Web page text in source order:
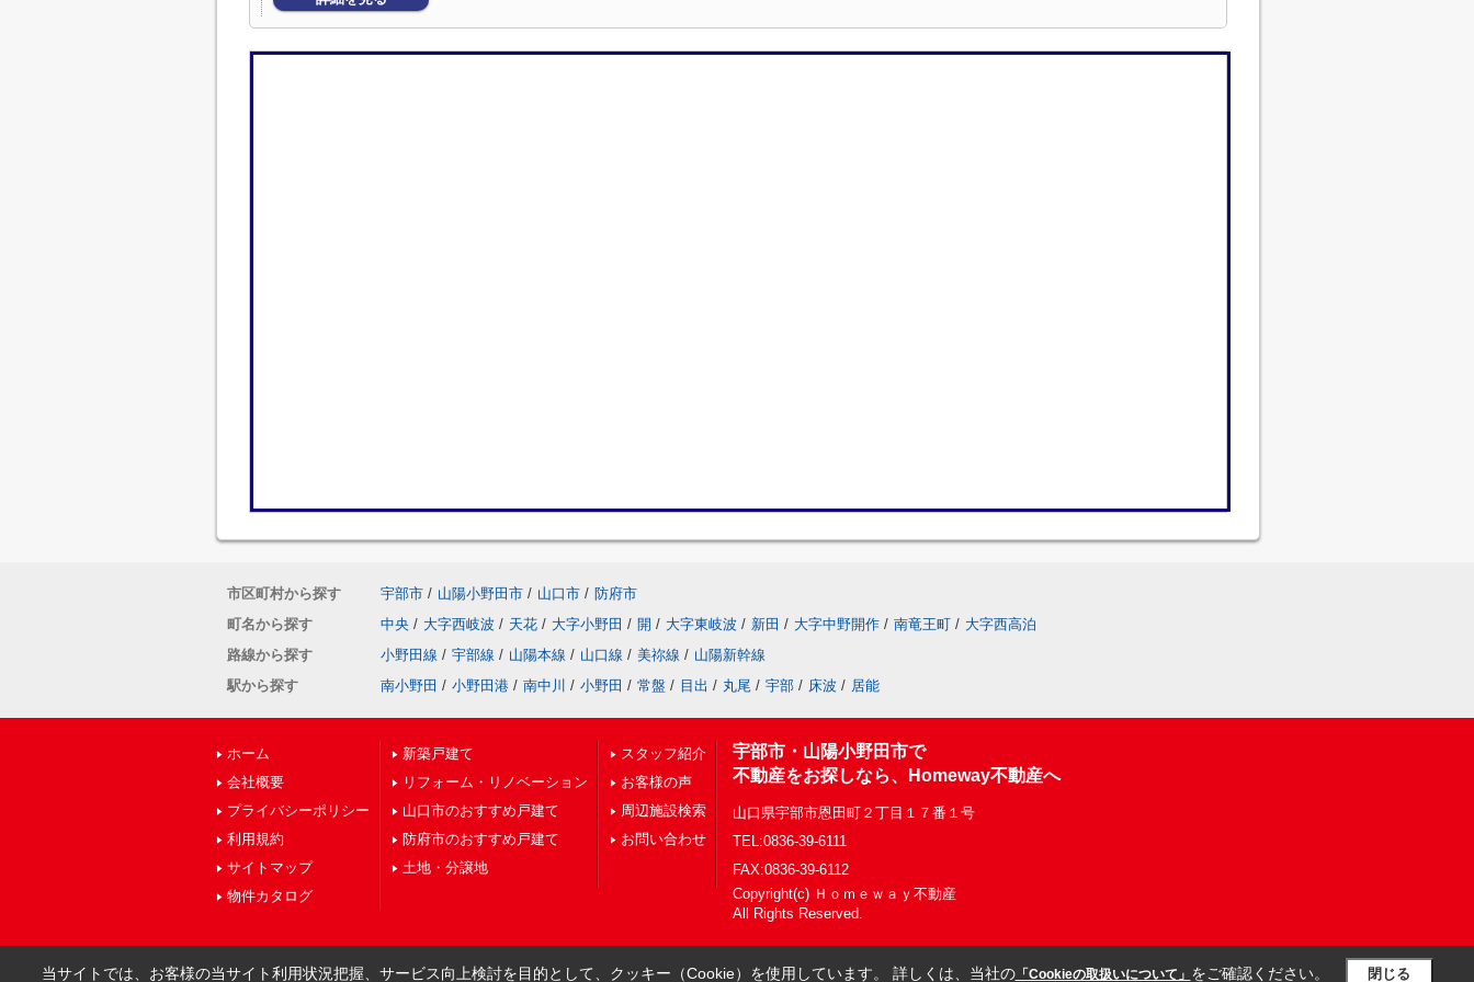
市区町村から探す 宇部市 / 山陽小野田市 / 山口市 / 防府市
町名から探す
中央 / 大字西岐波 / 天花 / 大字小野田 / 開 / 大字東岐波 / 新田 / 大字中野開作 / 南竜王町 / 大字西高泊
路線から探す
小野田線 / 宇部線 / 山陽本線 / 山口線 / 美祢線 / 山陽新幹線
駅から探す
南小野田 / 小野田港 / 南中川 / 小野田 / 常盤 / 目出 / 丸尾 / 宇部 / 床波 / 居能
ホーム
会社概要
プライバシーポリシー
利用規約
サイトマップ
物件カタログ
新築戸建て
リフォーム・リノベーション
山口市のおすすめ戸建て
防府市のおすすめ戸建て
土地・分譲地
スタッフ紹介
お客様の声
周辺施設検索
お問い合わせ
宇部市・山陽小野田市で
不動産をお探しなら、Homeway不動産へ
山口県宇部市恩田町２丁目１７番１号
TEL:0836-39-6111
FAX:0836-39-6112
Copyright(c) Ｈｏｍｅｗａｙ不動産
All Rights Reserved.
当サイトでは、お客様の当サイト利用状況把握、サービス向上検討を目的として、クッキー（Cookie）を使用しています。 詳しくは、当社の「Cookieの取扱いについて」 をご確認ください。 閉じる